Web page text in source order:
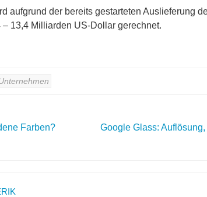
aufgrund der bereits gestarteten Auslieferung
13,4 Milliarden US-Dollar gerechnet.
Farben?
Google Glass: